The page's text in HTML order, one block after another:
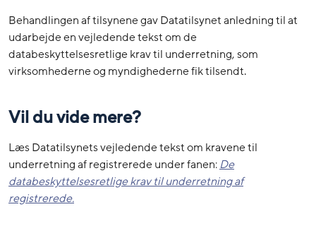
Behandlingen af tilsynene gav Datatilsynet anledning til at
udarbejde en vejledende tekst om de
databeskyttelsesretlige krav til underretning, som
virksomhederne og myndighederne fik tilsendt.
Vil du vide mere?
Læs Datatilsynets vejledende tekst om kravene til
underretning af registrerede under fanen:De
databeskyttelsesretlige krav til underretning af
registrerede.